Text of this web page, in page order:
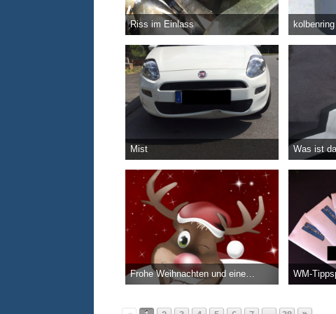
Riss im Einlass
unrealSpeedy-14. Mai 2016
5.760
1
kolbenring
Mist
unrealSpeedy-27. Juni 2015
3.225
9
Was ist
unrealSpeedy-24. Dezember 2014
WM-